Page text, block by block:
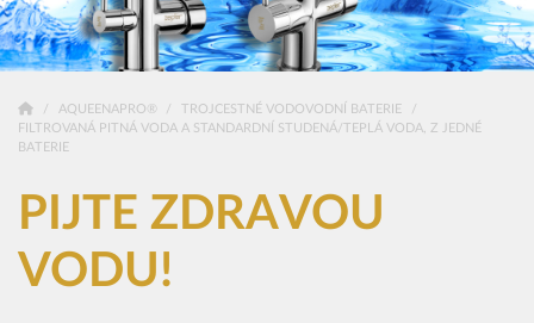
AQUEENAPRO®
TROJCESTNÉ VODOVODNÍ BATERIE
FILTROVANÁ PITNÁ VODA A STANDARDNÍ STUDENÁ/TEPLÁ VODA, Z JEDNÉ
BATERIE
PIJTE ZDRAVOU
VODU!